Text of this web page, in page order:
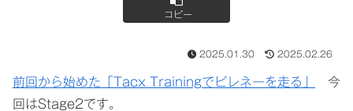
コピー
2025.01.30 2025.02.26
前回から始めた「Tacx Trainingでピレネーを走る」
今
回はStage2です。